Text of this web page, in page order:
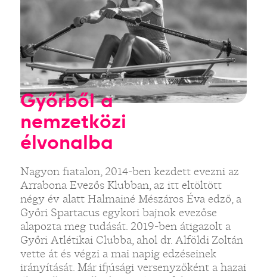
Győrből a
nemzetközi
élvonalba
Nagyon fiatalon, 2014-ben kezdett evezni az
Arrabona Evezős Klubban, az itt eltöltött
négy év alatt Halmainé Mészáros Éva edző, a
Győri Spartacus egykori bajnok evezőse
alapozta meg tudását. 2019-ben átigazolt a
Győri Atlétikai Clubba, ahol dr. Alföldi Zoltán
vette át és végzi a mai napig edzéseinek
irányítását. Már ifjúsági versenyzőként a hazai